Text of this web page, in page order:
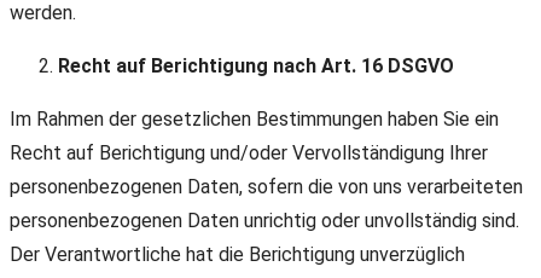
werden.
Recht auf Berichtigung nach Art. 16 DSGVO
Im Rahmen der gesetzlichen Bestimmungen haben Sie ein
Recht auf Berichtigung und/oder Vervollständigung Ihrer
personenbezogenen Daten, sofern die von uns verarbeiteten
personenbezogenen Daten unrichtig oder unvollständig sind.
Der Verantwortliche hat die Berichtigung unverzüglich